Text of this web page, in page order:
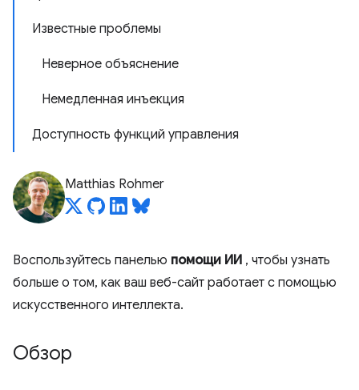
Известные проблемы
Неверное объяснение
Немедленная инъекция
Доступность функций управления
Matthias Rohmer
Воспользуйтесь панелью помощи ИИ , чтобы узнать
больше о том, как ваш веб-сайт работает с помощью
искусственного интеллекта.
Обзор